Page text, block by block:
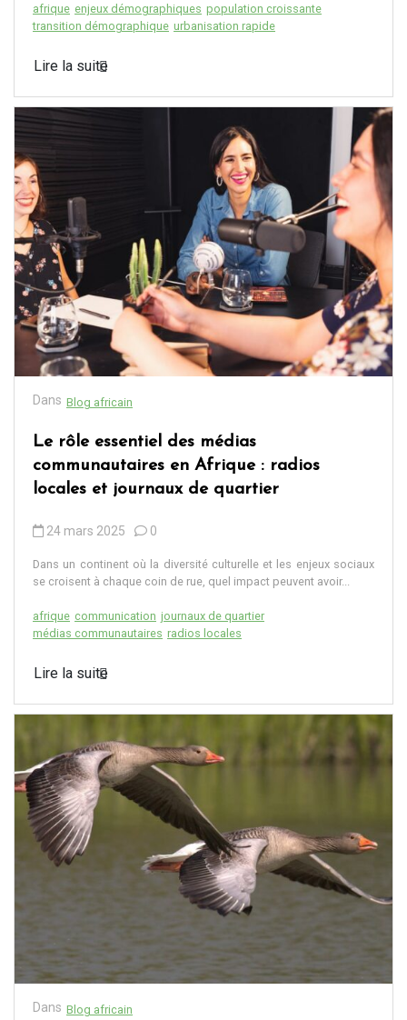
afrique enjeux démographiques population croissante
transition démographique urbanisation rapide
Lire la suite
Dans Blog africain
Le rôle essentiel des médias
communautaires en Afrique : radios
locales et journaux de quartier
24 mars 2025 0
Dans un continent où la diversité culturelle et les enjeux sociaux
se croisent à chaque coin de rue, quel impact peuvent avoir...
afrique communication journaux de quartier
médias communautaires radios locales
Lire la suite
Dans Blog africain